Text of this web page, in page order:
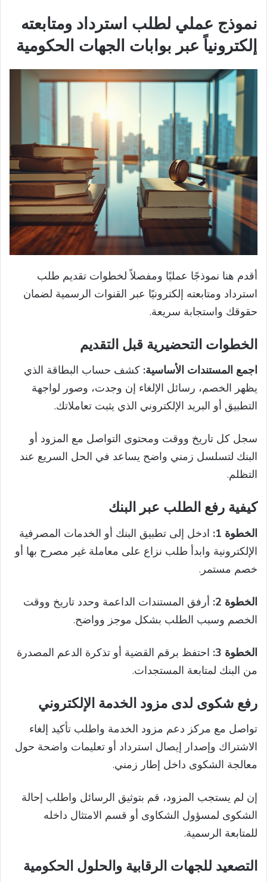
نموذج عملي لطلب استرداد ومتابعته
إلكترونياً عبر بوابات الجهات الحكومية
أقدم هنا نموذجًا عمليًا ومفصلاً لخطوات تقديم طلب
استرداد ومتابعته إلكترونيًا عبر القنوات الرسمية لضمان
حقوقك واستجابة سريعة.
الخطوات التحضيرية قبل التقديم
اجمع المستندات الأساسية: كشف حساب البطاقة الذي
يظهر الخصم، رسائل الإلغاء إن وجدت، وصور لواجهة
التطبيق أو البريد الإلكتروني الذي يثبت تعاملاتك.
سجل كل تاريخ ووقت ومحتوى التواصل مع المزود أو
البنك لتسلسل زمني واضح يساعد في الحل السريع عند
التظلم.
كيفية رفع الطلب عبر البنك
الخطوة 1:
ادخل إلى تطبيق البنك أو الخدمات المصرفية
الإلكترونية وابدأ طلب نزاع على معاملة غير مصرح بها أو
خصم مستمر.
الخطوة 2:
أرفق المستندات الداعمة وحدد تاريخ ووقت
الخصم وسبب الطلب بشكل موجز وواضح.
الخطوة 3:
احتفظ برقم القضية أو تذكرة الدعم المصدرة
من البنك لمتابعة المستجدات.
رفع شكوى لدى مزود الخدمة الإلكتروني
تواصل مع مركز دعم مزود الخدمة واطلب تأكيد إلغاء
الاشتراك وإصدار إيصال استرداد أو تعليمات واضحة حول
معالجة الشكوى داخل إطار زمني.
إن لم يستجب المزود، قم بتوثيق الرسائل واطلب إحالة
الشكوى لمسؤول الشكاوى أو قسم الامتثال داخله
للمتابعة الرسمية.
التصعيد للجهات الرقابية والحلول الحكومية